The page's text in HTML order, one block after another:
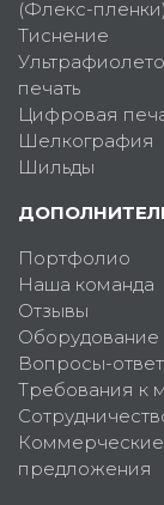
(Флекс-пленки)
Тиснение
печать
Цифровая
Шелкография
Шильды
Портфолио
Наша команда
Отзывы
Оборудование
Вопросы-ответ
Требования к
Коммерческие
предложения